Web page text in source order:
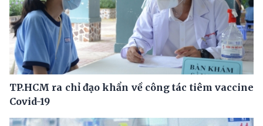
TP.HCM ra chỉ đạo khẩn về công tác tiêm vaccine
Covid-19